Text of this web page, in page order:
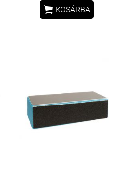
 KOSÁRBA